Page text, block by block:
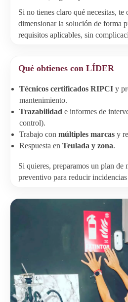
Si no tienes claro qué necesitas, te
dimensionar la solución de forma
requisitos aplicables, sin
Qué obtienes con LÍDER
Técnicos certificados RIPCI y
mantenimiento.
Trazabilidad e informes de
control).
Trabajo con múltiples marcas y
Respuesta en Teulada y zona.
Si quieres, preparamos un plan de
preventivo para reducir incidencias